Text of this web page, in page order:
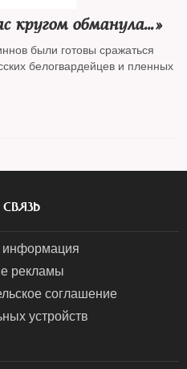
кругом обманула…»
были готовы сражаться
белогвардейцев и пленных
информация
рекламы
соглашение
устройств